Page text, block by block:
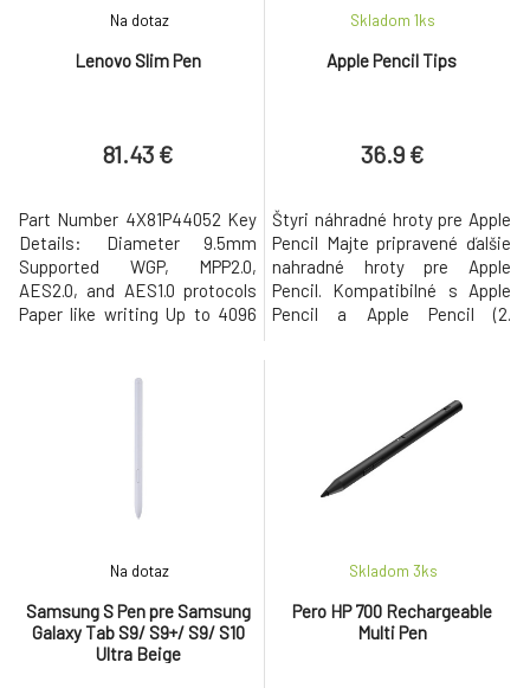
Lenovo Slim Pen
Na dotaz
81.43 €
Part Number 4X81P44052 Key
Details: Diameter 9.5mm
Supported WGP, MPP2.0,
AES2.0, and AES1.0 protocols
Paper like writing Up to 4096
Rechargeable battery
new battery to Shut down
Apple Pencil Tips
Skladom 1ks
36.9 €
Štyri náhradné hroty pre Apple
Pencil Majte pripravené ďalšie
nahradné hroty pre Apple
Pencil. Kompatibilné s Apple
Pencil a Apple Pencil (2.
iPad Pro 12,9-palcový (4.
generácia) iPad Pro 11-palcový
(2. generácia) iPad Air (3.
generácia) iPad (7. generácia)
iPad mi
Samsung S Pen pre Samsung
Galaxy Tab S9/ S9+/ S9/ S10
Ultra Beige
Na dotaz
Pero HP 700 Rechargeable
Multi Pen
Skladom 3ks